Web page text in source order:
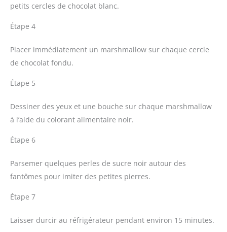
petits cercles de chocolat blanc.
Étape 4
Placer immédiatement un marshmallow sur chaque cercle
de chocolat fondu.
Étape 5
Dessiner des yeux et une bouche sur chaque marshmallow
à l’aide du colorant alimentaire noir.
Étape 6
Parsemer quelques perles de sucre noir autour des
fantômes pour imiter des petites pierres.
Étape 7
Laisser durcir au réfrigérateur pendant environ 15 minutes.